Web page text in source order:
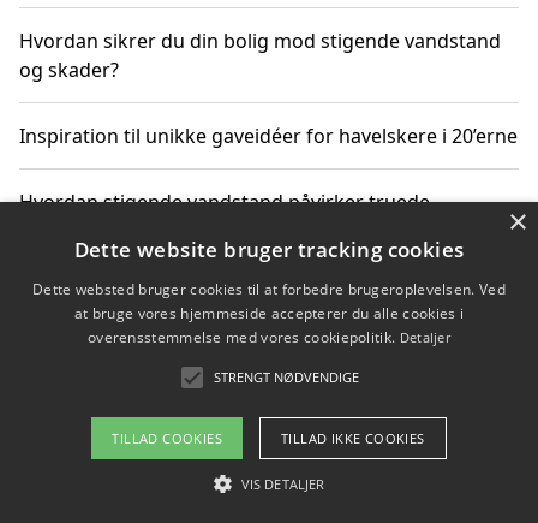
Hvordan sikrer du din bolig mod stigende vandstand
og skader?
Inspiration til unikke gaveidéer for havelskere i 20’erne
Hvordan stigende vandstand påvirker truede
Sådan vælger du de bedste vandrerygsække til
vandreture i Danmark
Copyright 2026 - Pilanto Aps
Om / kontakt
×
Dette website bruger tracking cookies
Dette websted bruger cookies til at forbedre brugeroplevelsen. Ved
at bruge vores hjemmeside accepterer du alle cookies i
overensstemmelse med vores cookiepolitik. Detaljer
STRENGT NØDVENDIGE
TILLAD COOKIES TILLAD IKKE COOKIES
VIS DETALJER